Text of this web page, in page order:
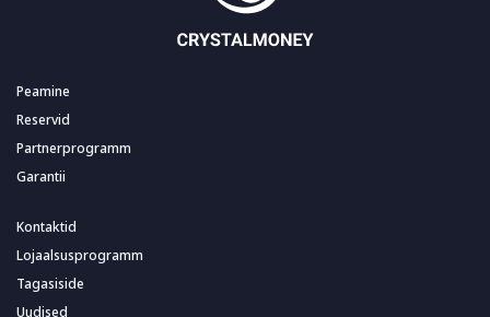
Peamine
Reservid
Partnerprogramm
Garantii
Kontaktid
Lojaalsusprogramm
Tagasiside
Uudised